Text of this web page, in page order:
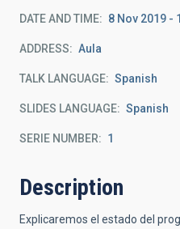
DATE AND TIME 8 Nov 2019 -
ADDRESS Aula
TALK LANGUAGE Spanish
SLIDES LANGUAGE Spanish
SERIE NUMBER 1
Description
Explicaremos el estado del